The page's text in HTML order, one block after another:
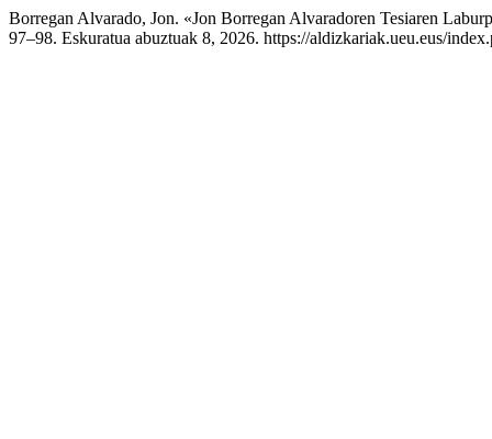
Borregan Alvarado, Jon. «Jon Borregan Alvaradoren Tesiaren
97–98. Eskuratua abuztuak 8, 2026. https://aldizkariak.ueu.eus/